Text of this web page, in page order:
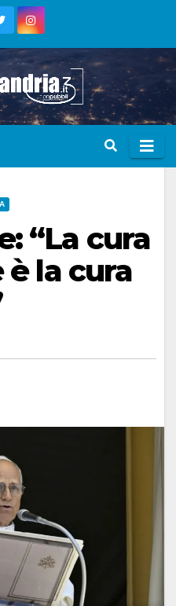
“La cura
è la cura